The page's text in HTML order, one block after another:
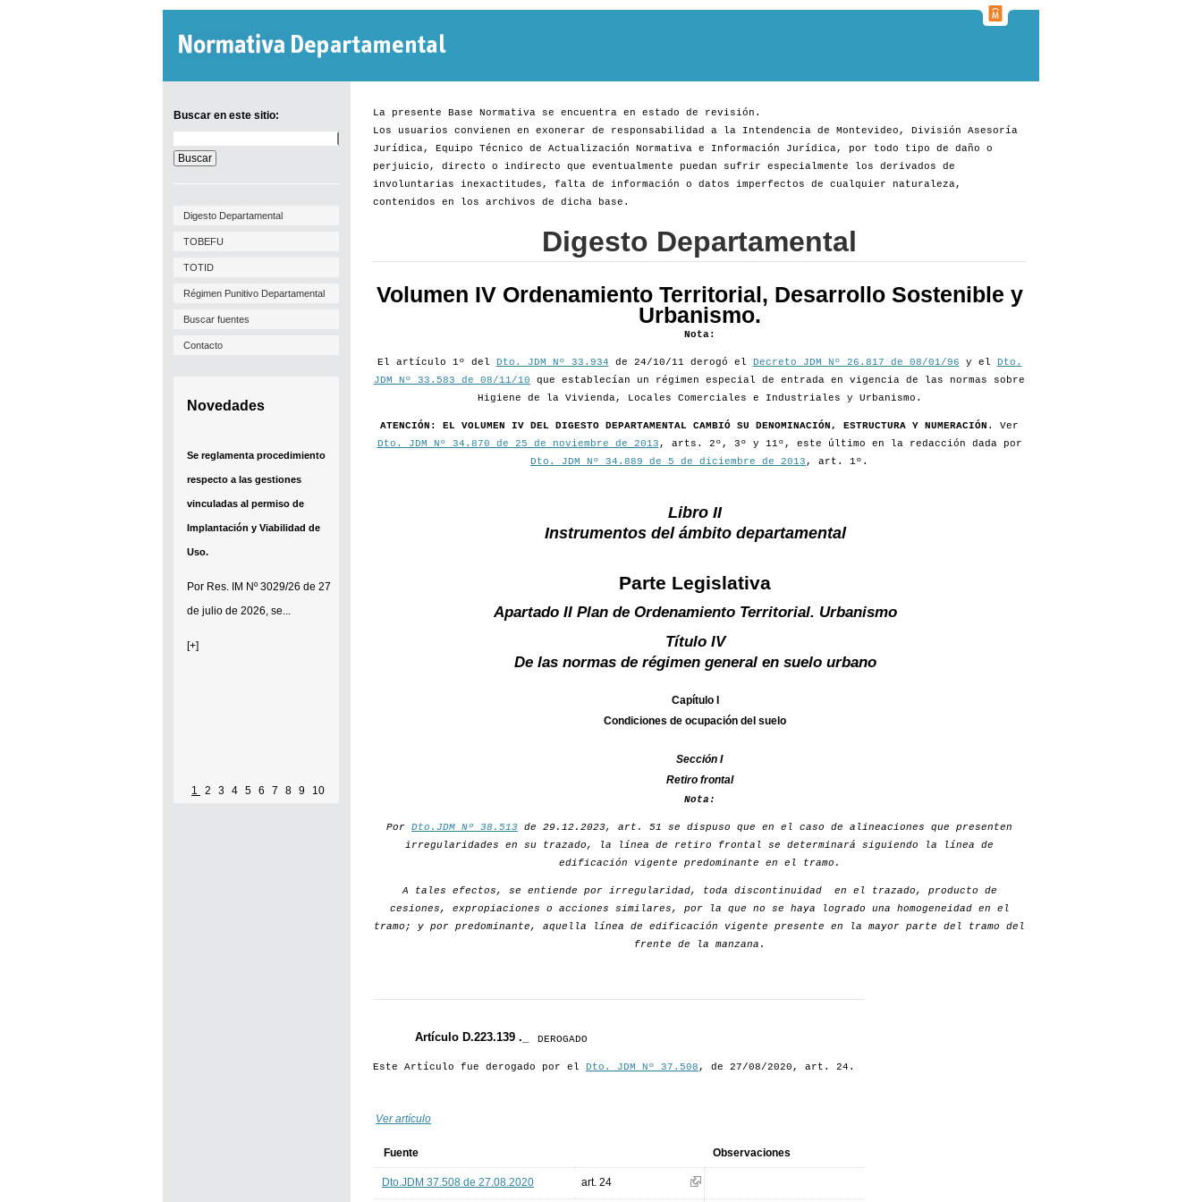
Buscar en este sitio:
en
este
sitio:
Digesto Departamental
TOBEFU
TOTID
Régimen Punitivo Departamental
Buscar fuentes
Contacto
Novedades
Se reglamenta procedimiento
respecto a las gestiones
vinculadas al permiso de
Implantación y Viabilidad de
Uso.
Por Res. IM Nº 3029/26 de 27
de julio de 2026, se...
[+]
1 2 3 4 5 6 7 8 9 10
La presente Base Normativa se encuentra en estado de revisión.
Los usuarios convienen en exonerar de responsabilidad a la Intendencia de Montevideo, División Asesoría
Jurídica, Equipo Técnico de Actualización Normativa e Información Jurídica, por todo tipo de daño o
perjuicio, directo o indirecto que eventualmente puedan sufrir especialmente los derivados de
involuntarias inexactitudes, falta de información o datos imperfectos de cualquier naturaleza,
contenidos en los archivos de dicha base.
Digesto Departamental
Volumen IV Ordenamiento Territorial, Desarrollo Sostenible y
Urbanismo.
Nota:
El artículo 1º del Dto. JDM Nº 33.934 de 24/10/11 derogó el Decreto JDM Nº 26.817 de 08/01/96 y el Dto.
JDM Nº 33.583 de 08/11/10 que establecían un régimen especial de entrada en vigencia de las normas sobre
Higiene de la Vivienda, Locales Comerciales e Industriales y Urbanismo.
ATENCIÓN: EL VOLUMEN IV DEL DIGESTO DEPARTAMENTAL CAMBIÓ SU DENOMINACIÓN, ESTRUCTURA Y NUMERACIÓN . Ver
Dto. JDM Nº 34.870 de 25 de noviembre de 2013 , arts. 2º, 3º y 11º, este último en la redacción dada por
Dto. JDM Nº 34.889 de 5 de diciembre de 2013 , art. 1º.
Libro II
Instrumentos del ámbito departamental
Parte Legislativa
Apartado II Plan de Ordenamiento Territorial. Urbanismo
Título IV
De las normas de régimen general en suelo urbano
Capítulo I
Condiciones de ocupación del suelo
Sección I
Retiro frontal
Nota:
Por Dto.JDM Nº 38.513 de 29.12.2023, art. 51 se dispuso que en el caso de alineaciones que presenten
irregularidades en su trazado, la línea de retiro frontal se determinará siguiendo la línea de
edificación vigente predominante en el tramo.
A tales efectos, se entiende por irregularidad, toda discontinuidad en el trazado, producto de
cesiones, expropiaciones o acciones similares, por la que no se haya logrado una homogeneidad en el
tramo; y por predominante, aquella línea de edificación vigente presente en la mayor parte del tramo del
frente de la manzana.
Artículo D.223.139 ._ DEROGADO
Este Artículo fue derogado por el Dto. JDM Nº 37.508 , de 27/08/2020, art. 24.
Ver artículo
Fuente Observaciones
Dto.JDM 37.508 de 27.08.2020 art. 24